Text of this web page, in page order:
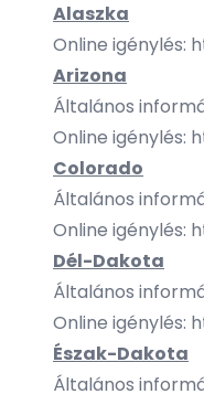
Alaszka
Online igénylés:
Arizona
Általános
Online igénylés:
Colorado
Általános
Online igénylés:
Dél-Dakota
Általános
Online igénylés:
Észak-Dakota
Általános